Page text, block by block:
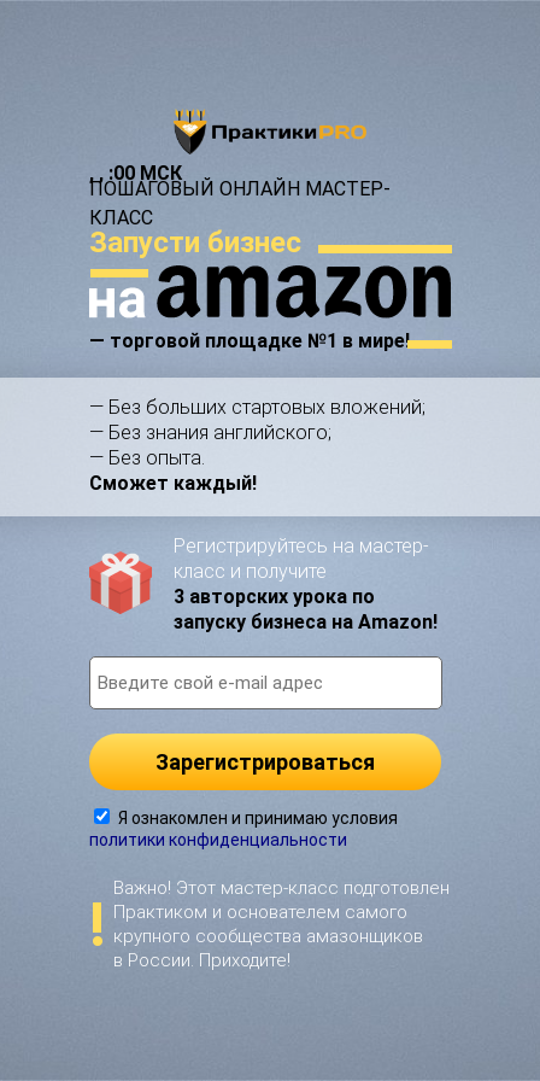
, , :00 МСК
Зарегистрироваться
Я ознакомлен и принимаю условия
политики конфиденциальности
ПОШАГОВЫЙ ОНЛАЙН МАСТЕР-
КЛАСС
Регистрируйтесь на мастер-
класс и получите
3 авторских урока по
запуску бизнеса на Amazon!
— Без больших стартовых вложений;
— Без знания английского;
— Без опыта.
Сможет каждый!
Запусти бизнес
— торговой площадке №1 в мире!
Важно! Этот мастер-класс подготовлен
Практиком и основателем самого
крупного сообщества амазонщиков
в России. Приходите!
!